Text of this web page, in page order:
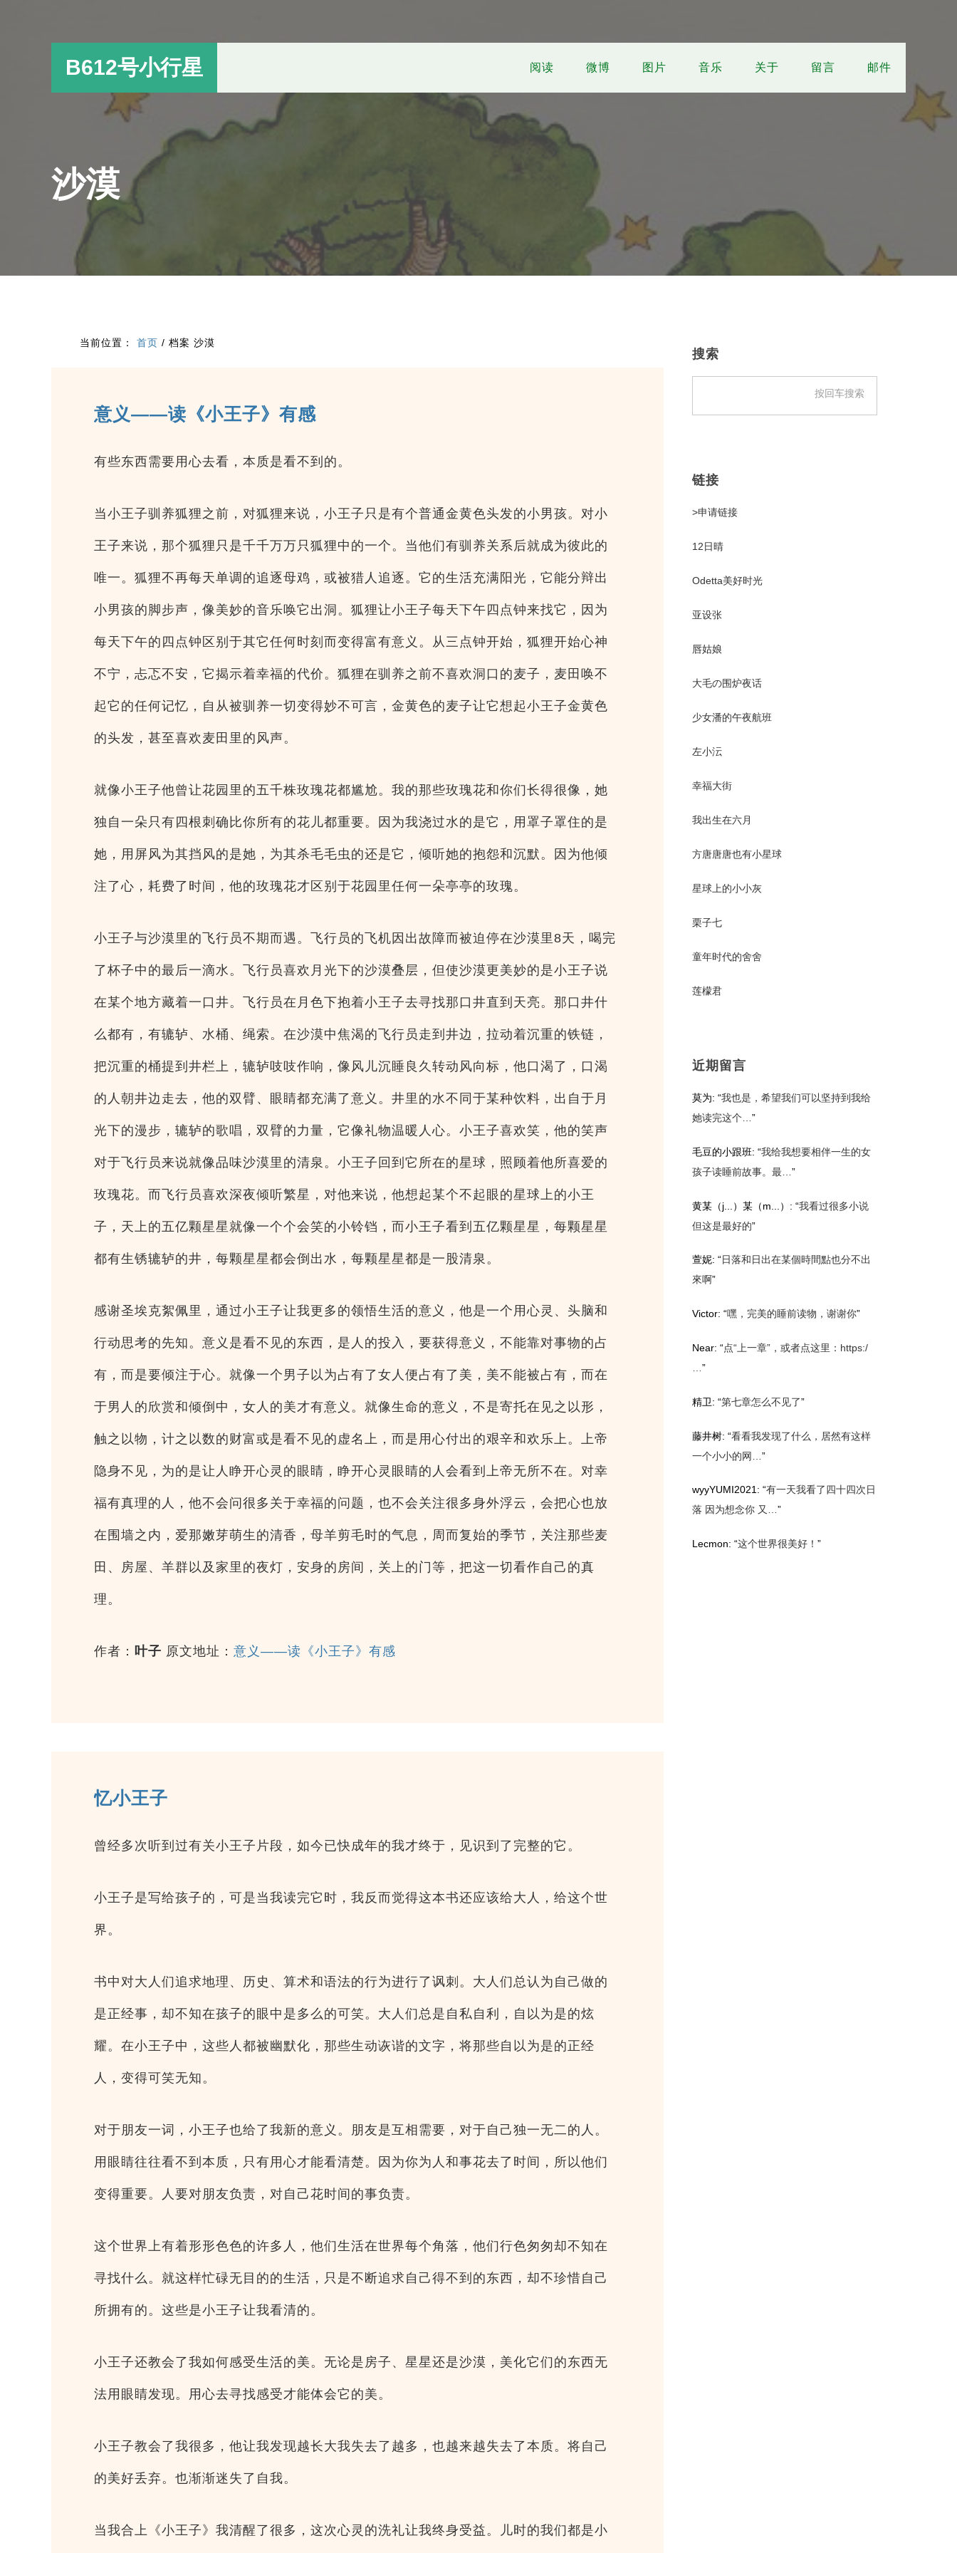
B612号小行星 阅读 微博 图片 音乐 关于 留言 邮件
沙漠
当前位置： 首页 / 档案 沙漠
意义——读《小王子》有感
有些东西需要用心去看，本质是看不到的。
当小王子驯养狐狸之前，对狐狸来说，小王子只是有个普通金黄色头发的小男孩。对小
王子来说，那个狐狸只是千千万万只狐狸中的一个。当他们有驯养关系后就成为彼此的
唯一。狐狸不再每天单调的追逐母鸡，或被猎人追逐。它的生活充满阳光，它能分辩出
小男孩的脚步声，像美妙的音乐唤它出洞。狐狸让小王子每天下午四点钟来找它，因为
每天下午的四点钟区别于其它任何时刻而变得富有意义。从三点钟开始，狐狸开始心神
不宁，忐忑不安，它揭示着幸福的代价。狐狸在驯养之前不喜欢洞口的麦子，麦田唤不
起它的任何记忆，自从被驯养一切变得妙不可言，金黄色的麦子让它想起小王子金黄色
的头发，甚至喜欢麦田里的风声。
就像小王子他曾让花园里的五千株玫瑰花都尴尬。我的那些玫瑰花和你们长得很像，她
独自一朵只有四根刺确比你所有的花儿都重要。因为我浇过水的是它，用罩子罩住的是
她，用屏风为其挡风的是她，为其杀毛毛虫的还是它，倾听她的抱怨和沉默。因为他倾
注了心，耗费了时间，他的玫瑰花才区别于花园里任何一朵亭亭的玫瑰。
小王子与沙漠里的飞行员不期而遇。飞行员的飞机因出故障而被迫停在沙漠里8天，喝完
了杯子中的最后一滴水。飞行员喜欢月光下的沙漠叠层，但使沙漠更美妙的是小王子说
在某个地方藏着一口井。飞行员在月色下抱着小王子去寻找那口井直到天亮。那口井什
么都有，有辘轳、水桶、绳索。在沙漠中焦渴的飞行员走到井边，拉动着沉重的铁链，
把沉重的桶提到井栏上，辘轳吱吱作响，像风儿沉睡良久转动风向标，他口渴了，口渴
的人朝井边走去，他的双臂、眼睛都充满了意义。井里的水不同于某种饮料，出自于月
光下的漫步，辘轳的歌唱，双臂的力量，它像礼物温暖人心。小王子喜欢笑，他的笑声
对于飞行员来说就像品味沙漠里的清泉。小王子回到它所在的星球，照顾着他所喜爱的
玫瑰花。而飞行员喜欢深夜倾听繁星，对他来说，他想起某个不起眼的星球上的小王
子，天上的五亿颗星星就像一个个会笑的小铃铛，而小王子看到五亿颗星星，每颗星星
都有生锈辘轳的井，每颗星星都会倒出水，每颗星星都是一股清泉。
感谢圣埃克絮佩里，通过小王子让我更多的领悟生活的意义，他是一个用心灵、头脑和
行动思考的先知。意义是看不见的东西，是人的投入，要获得意义，不能靠对事物的占
有，而是要倾注于心。就像一个男子以为占有了女人便占有了美，美不能被占有，而在
于男人的欣赏和倾倒中，女人的美才有意义。就像生命的意义，不是寄托在见之以形，
触之以物，计之以数的财富或是看不见的虚名上，而是用心付出的艰辛和欢乐上。上帝
隐身不见，为的是让人睁开心灵的眼睛，睁开心灵眼睛的人会看到上帝无所不在。对幸
福有真理的人，他不会问很多关于幸福的问题，也不会关注很多身外浮云，会把心也放
在围墙之内，爱那嫩芽萌生的清香，母羊剪毛时的气息，周而复始的季节，关注那些麦
田、房屋、羊群以及家里的夜灯，安身的房间，关上的门等，把这一切看作自己的真
理。
作者： 叶子 原文地址： 意义——读《小王子》有感
忆小王子
曾经多次听到过有关小王子片段，如今已快成年的我才终于，见识到了完整的它。
小王子是写给孩子的，可是当我读完它时，我反而觉得这本书还应该给大人，给这个世
界。
书中对大人们追求地理、历史、算术和语法的行为进行了讽刺。大人们总认为自己做的
是正经事，却不知在孩子的眼中是多么的可笑。大人们总是自私自利，自以为是的炫
耀。在小王子中，这些人都被幽默化，那些生动诙谐的文字，将那些自以为是的正经
人，变得可笑无知。
对于朋友一词，小王子也给了我新的意义。朋友是互相需要，对于自己独一无二的人。
用眼睛往往看不到本质，只有用心才能看清楚。因为你为人和事花去了时间，所以他们
变得重要。人要对朋友负责，对自己花时间的事负责。
这个世界上有着形形色色的许多人，他们生活在世界每个角落，他们行色匆匆却不知在
寻找什么。就这样忙碌无目的的生活，只是不断追求自己得不到的东西，却不珍惜自己
所拥有的。这些是小王子让我看清的。
小王子还教会了我如何感受生活的美。无论是房子、星星还是沙漠，美化它们的东西无
法用眼睛发现。用心去寻找感受才能体会它的美。
小王子教会了我很多，他让我发现越长大我失去了越多，也越来越失去了本质。将自己
的美好丢弃。也渐渐迷失了自我。
当我合上《小王子》我清醒了很多，这次心灵的洗礼让我终身受益。儿时的我们都是小
搜索
链接
>申请链接
12日晴
Odetta美好时光
亚设张
唇姑娘
大毛の围炉夜话
少女潘的午夜航班
左小沄
幸福大街
我出生在六月
方唐唐唐也有小星球
星球上的小小灰
栗子七
童年时代的舍舍
莲檬君
近期留言
莫为: “我也是，希望我们可以坚持到我给
她读完这个… ”
毛豆的小跟班: “我给我想要相伴一生的女
孩子读睡前故事。最… ”
黄某（j...）某（m...） : “我看过很多小说
但这是最好的”
萱妮: “日落和日出在某個時間點也分不出
來啊”
Victor: “嘿，完美的睡前读物，谢谢你”
Near: “点“上一章”，或者点这里：https:/
”
精卫: “第七章怎么不见了”
藤井树: “看看我发现了什么，居然有这样
一个小小的网… ”
wyyYUMI2021: “有一天我看了四十四次日
落 因为想念你 又…”
Lecmon: “这个世界很美好！ ”